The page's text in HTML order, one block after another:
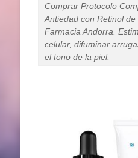
Comprar Protocolo
Antiedad con Retinol
Farmacia Andorra.
celular, difuminar
el tono de la piel.